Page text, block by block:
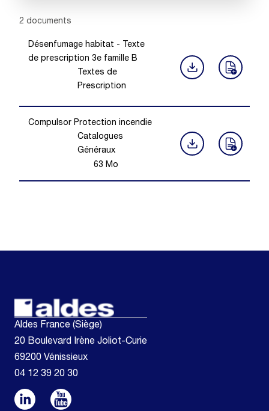
Showing 1 -2
2 documents
Désenfumage habitat - Texte
de prescription 3e famille B
Textes de
Prescription
Compulsor Protection incendie
Catalogues
Généraux
63 Mo
Aldes France (Siège)
20 Boulevard Irène Joliot-Curie
69200 Vénissieux
04 12 39 20 30